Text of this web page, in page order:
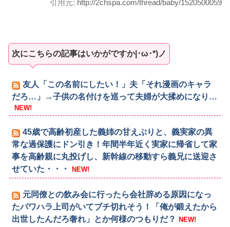
引用元: http://2chspa.com/thread/baby/1520500059
次にこちらの記事はいかがですか|･ω･*)ノ
友人「この名前にしたい！」夫「それ漫画のキャラ
だろ…」→子供の名付けを巡って夫婦が大揉めになり…
NEW!
45歳で高齢初産した義姉の甘えぶりと、義実家の異
常な過保護にドン引き！年間半年近く実家に帰省して家
事を高齢親に丸投げし、新幹線の移動すら義兄に送迎さ
せていた・・・
NEW!
元同僚との飲み会に行ったら会社辞める原因になっ
たパワハラ上司がいてブチ切れそう！「俺が鍛えたから
出世したんだろ奢れ」とか何様のつもりだ？
NEW!